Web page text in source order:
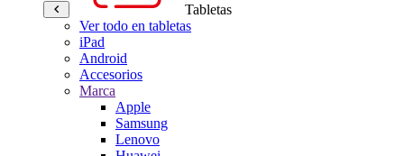
Tabletas
Ver todo en tabletas
iPad
Android
Accesorios
Marca
Apple
Samsung
Lenovo